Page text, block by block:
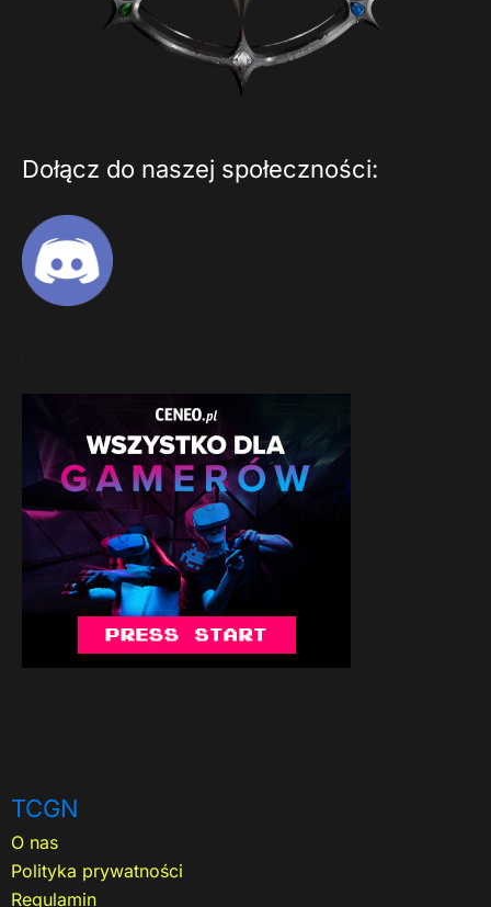
Dołącz do naszej społeczności:
TCGN
O nas
Polityka prywatności
Regulamin